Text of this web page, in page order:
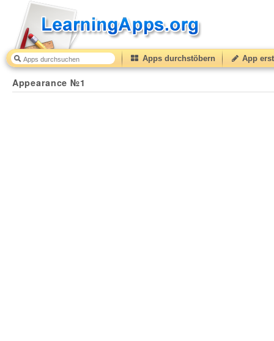
Apps durchstöbern App
Appearance №1